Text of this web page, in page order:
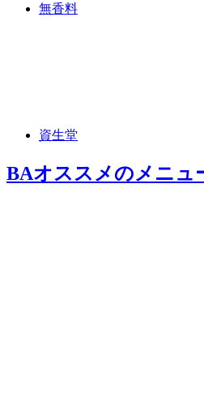
無香料
資生堂
BAオススメのメニュ